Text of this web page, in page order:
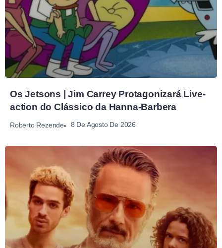
Os Jetsons | Jim Carrey Protagonizará Live-
action do Clássico da Hanna-Barbera
Roberto Rezende 8 De Agosto De 2026